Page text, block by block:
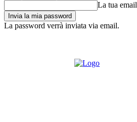
La tua email
La password verrà inviata via email.